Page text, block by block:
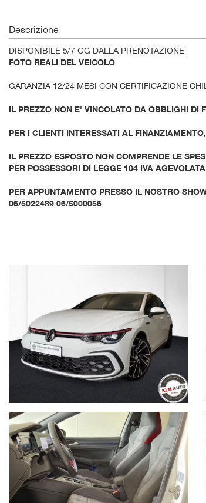
Descrizione
DISPONIBILE 5/7 GG DALLA PRENOTAZIONE
FOTO REALI DEL VEICOLO
GARANZIA 12/24 MESI CON CERTIFICAZIONE
IL PREZZO NON E' VINCOLATO DA OBBLIGHI DI
PER I CLIENTI INTERESSATI AL
IL PREZZO ESPOSTO NON COMPRENDE LE
PER POSSESSORI DI LEGGE 104 IVA
PER APPUNTAMENTO PRESSO IL NOSTRO
06/5022489 06/5000056